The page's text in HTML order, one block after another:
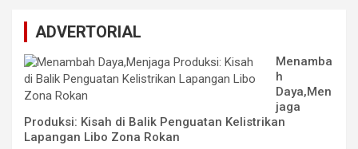
ADVERTORIAL
Menamba
h
Daya,Men
jaga
Produksi: Kisah di Balik Penguatan Kelistrikan
Lapangan Libo Zona Rokan